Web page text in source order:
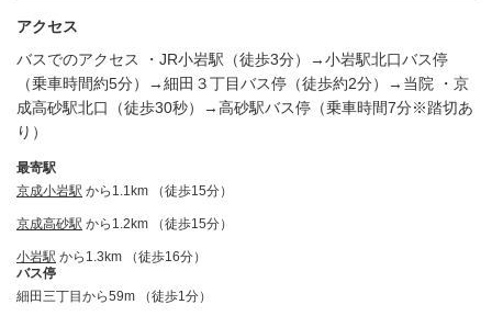
アクセス
バスでのアクセス ・JR小岩駅（徒歩3分）→小岩駅北口バス停
（乗車時間約5分）→細田３丁目バス停（徒歩約2分）→当院 ・京
成高砂駅北口（徒歩30秒）→高砂駅バス停（乗車時間7分※踏切あ
り）
最寄駅
京成小岩駅 から1.1km （徒歩15分）
京成高砂駅 から1.2km （徒歩15分）
小岩駅 から1.3km （徒歩16分）
バス停
細田三丁目から59m （徒歩1分）